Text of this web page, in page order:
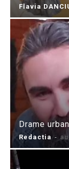
Flavia
Drame
Redactia -